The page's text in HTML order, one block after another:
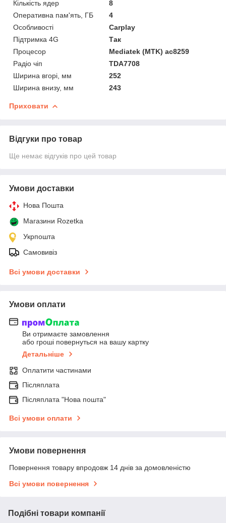
Кількість ядер
8
Оперативна пам'ять, ГБ
4
Особливості
Carplay
Підтримка 4G
Так
Процесор
Mediatek (MTK) ac8259
Радіо чіп
TDA7708
Ширина вгорі, мм
252
Ширина внизу, мм
243
Приховати
Відгуки про товар
Ще немає відгуків про цей товар
Умови доставки
Нова Пошта
Магазини Rozetka
Укрпошта
Самовивіз
Всі умови доставки
Умови оплати
Ви отримаєте замовлення
або гроші повернуться на вашу картку
Детальніше
Оплатити частинами
Післяплата
Післяплата "Нова пошта"
Всі умови оплати
Умови повернення
Повернення товару впродовж 14 днів за домовленістю
Всі умови повернення
Подібні товари компанії